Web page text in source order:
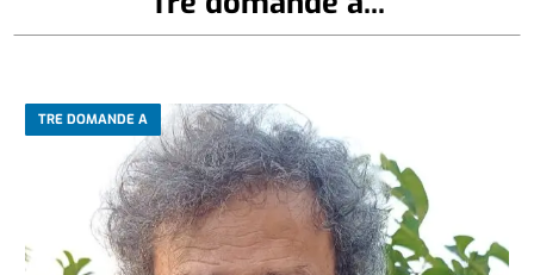
TRE DOMANDE A